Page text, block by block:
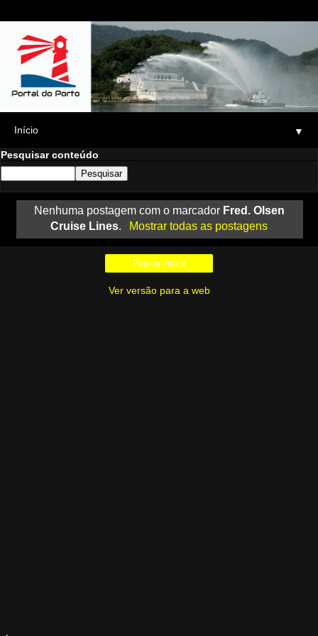
▼
Pesquisar conteúdo
Nenhuma postagem com o marcador Fred. Olsen
Cruise Lines. Mostrar todas as postagens
Página inicial
Ver versão para a web